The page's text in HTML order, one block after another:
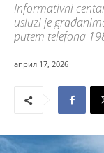
Informativni
usluzi je
putem telefona
април 17, 2026